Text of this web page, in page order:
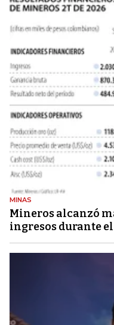
MINAS
Mineros alcanzó
ingresos durante